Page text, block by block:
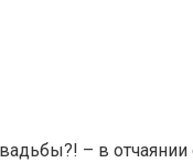
– в отчаянии